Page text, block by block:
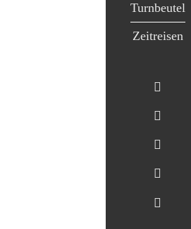
Turnbeutel
Zeitreisen